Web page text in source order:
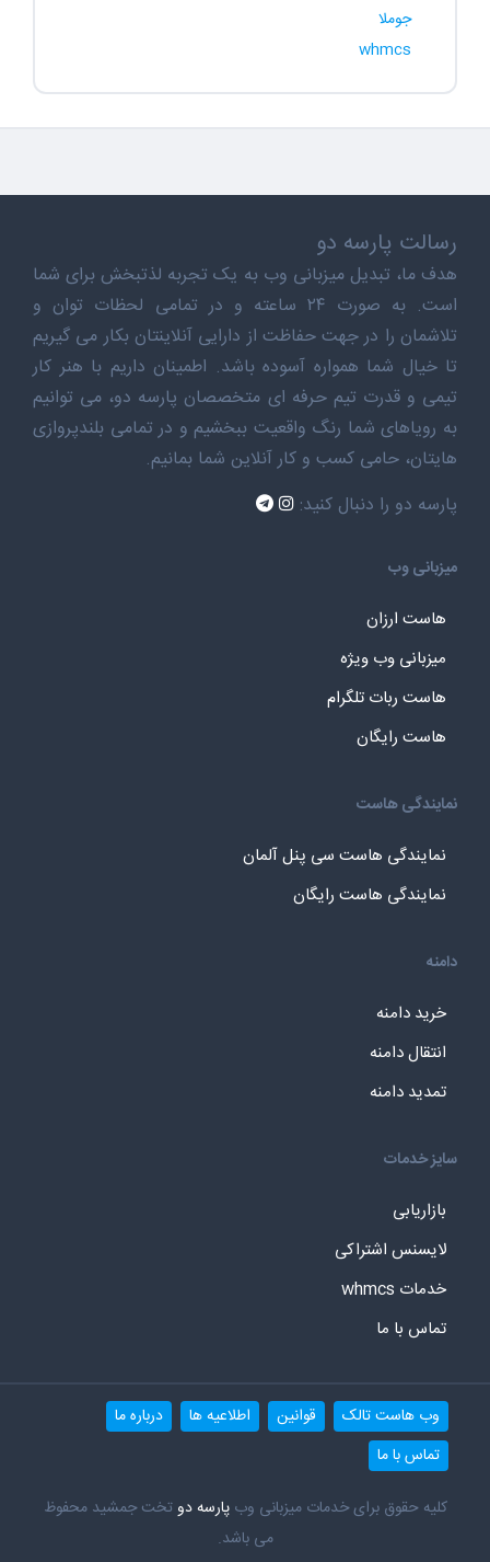
جوملا
whmcs
رسالت پارسه دو
هدف ما، تبدیل میزبانی وب به یک تجربه لذتبخش برای شما
است. به صورت ۲۴ ساعته و در تمامی لحظات توان و
تلاشمان را در جهت حفاظت از دارایی آنلاینتان بکار می گیریم
تا خیال شما همواره آسوده باشد. اطمینان داریم با هنر کار
تیمی و قدرت تیم حرفه ای متخصصان پارسه دو، می توانیم
به رویاهای شما رنگ واقعیت ببخشیم و در تمامی بلندپروازی
هایتان، حامی کسب و کار آنلاین شما بمانیم.
پارسه دو را دنبال کنید:
میزبانی وب
هاست ارزان
میزبانی وب ویژه
هاست ربات تلگرام
هاست رایگان
نمایندگی هاست
نمایندگی هاست سی پنل آلمان
نمایندگی هاست رایگان
دامنه
خرید دامنه
انتقال دامنه
تمدید دامنه
سایز خدمات
بازاریابی
لایسنس اشتراکی
خدمات whmcs
تماس با ما
وب هاست تالک قوانین اطلاعیه ها
درباره ما
تماس با ما
کلیه حقوق برای خدمات میزبانی وبپارسه دوتخت جمشید محفوظ
می باشد.